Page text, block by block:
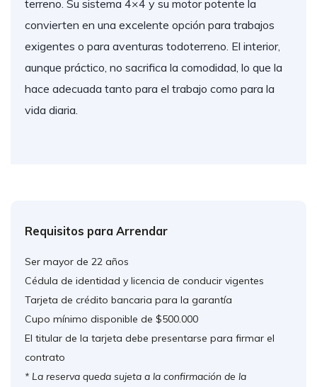
terreno. Su sistema 4×4 y su motor potente la
convierten en una excelente opción para trabajos
exigentes o para aventuras todoterreno. El interior,
aunque práctico, no sacrifica la comodidad, lo que la
hace adecuada tanto para el trabajo como para la
vida diaria.
Requisitos para Arrendar
Ser mayor de 22 años
Cédula de identidad y licencia de conducir vigentes
Tarjeta de crédito bancaria para la garantía
Cupo mínimo disponible de $500.000
El titular de la tarjeta debe presentarse para firmar el
contrato
* La reserva queda sujeta a la confirmación de la